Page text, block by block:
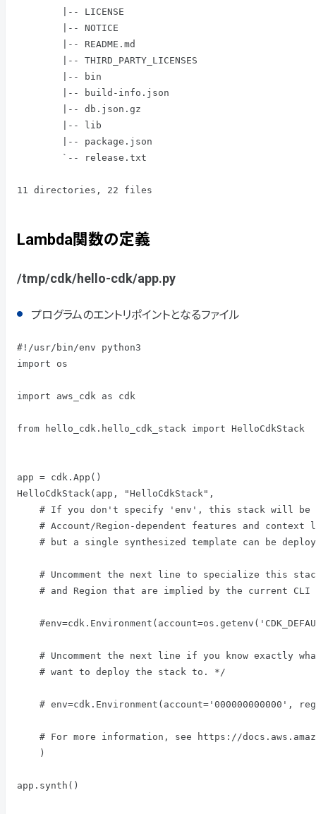
11 directories, 22 files
Lambda関数の定義
/tmp/cdk/hello-cdk/app.py
プログラムのエントリポイントとなるファイル
#!/usr/bin/env python3
import os
import aws_cdk as cdk
from hello_cdk.hello_cdk_stack import HelloCdkStack
app = cdk.App()
HelloCdkStack(app, "HelloCdkStack",
app.synth()